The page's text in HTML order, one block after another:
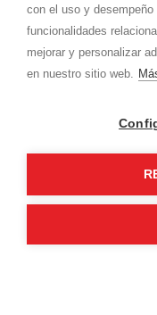
con el uso y
funcionalidades
mejorar y personalizar
en nuestro sitio web.
975.368.262
Aviso Legal Política
Gormaz Informática
¡Síguenos en nuestras